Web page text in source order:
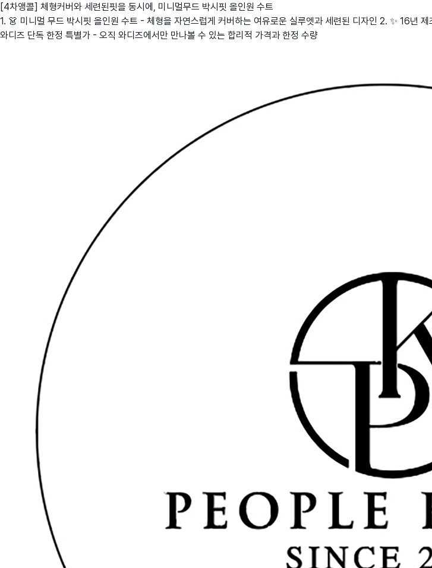
[4차앵콜] 체형커버와 세련된핏을 동시에, 미니멀무드 박시핏 올인원 수트
1. 👗 미니멀 무드 박시핏 올인원 수트 - 체형을 자연스럽게 커버하는 여유로운 실루엣과 세련된 디자인 2. ✨ 16년
와디즈 단독 한정 특별가 - 오직 와디즈에서만 만나볼 수 있는 합리적 가격과 한정 수량